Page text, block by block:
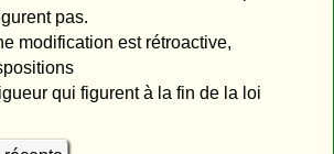
pas.
modification est rétroactive,
qui figurent à la fin de la loi